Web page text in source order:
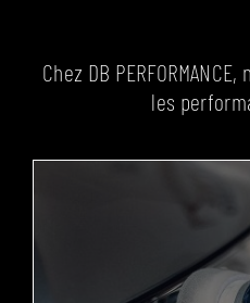
Chez DB
les